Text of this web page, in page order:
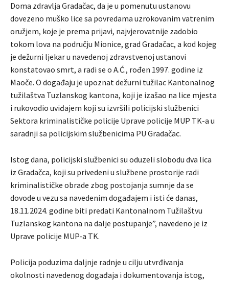
Doma zdravlja Gradačac, da je u pomenutu ustanovu
dovezeno muško lice sa povredama uzrokovanim vatrenim
oružjem, koje je prema prijavi, najvjerovatnije zadobio
tokom lova na području Mionice, grad Gradačac, a kod kojeg
je dežurni ljekar u navedenoj zdravstvenoj ustanovi
konstatovao smrt, a radi se o A.Ć., rođen 1997. godine iz
Maoče. O događaju je upoznat dežurni tužilac Kantonalnog
tužilaštva Tuzlanskog kantona, koji je izašao na lice mjesta
i rukovodio uviđajem koji su izvršili policijski službenici
Sektora kriminalističke policije Uprave policije MUP TK-a u
saradnji sa policijskim službenicima PU Gradačac.
Istog dana, policijski službenici su oduzeli slobodu dva lica
iz Gradačca, koji su privedeni u službene prostorije radi
kriminalističke obrade zbog postojanja sumnje da se
dovode u vezu sa navedenim događajem i isti će danas,
18.11.2024. godine biti predati Kantonalnom Tužilaštvu
Tuzlanskog kantona na dalje postupanje”, navedeno je iz
Uprave policije MUP-a TK.
Policija poduzima daljnje radnje u cilju utvrđivanja
okolnosti navedenog događaja i dokumentovanja istog,